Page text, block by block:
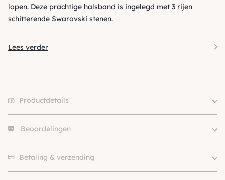
lopen. Deze prachtige halsband is ingelegd met 3 rijen
schitterende Swarovski stenen.
Lees verder
Productdetails
Size
Merk
Susan Lanci
Kleur
Beoordelingen
Betaling & verzending